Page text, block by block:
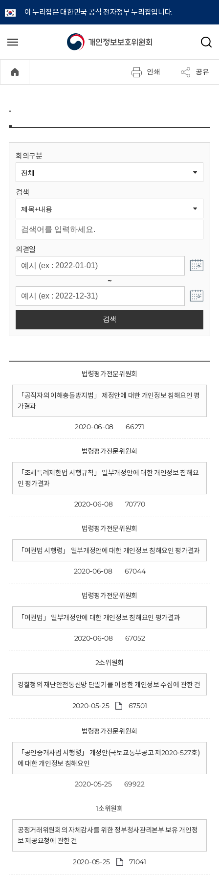
이 누리집은 대한민국 공식 전자정부 누리집입니다.
개
정
보
원
회
메
기
검
인쇄 공유
-
회의구분
검색
의결일
~
검색
법령평가전문위원회
「공직자의 이해충돌방지법」 제정안에 대한 개인정보 침해요인 평
가결과
2020-06-08 66271
법령평가전문위원회
「조세특례제한법 시행규칙」 일부개정안에 대한 개인정보 침해요
인 평가결과
2020-06-08 70770
법령평가전문위원회
「여권법 시행령」 일부개정안에 대한 개인정보 침해요인 평가결과
2020-06-08 67044
법령평가전문위원회
「여권법」 일부개정안에 대한 개인정보 침해요인 평가결과
2020-06-08 67052
2소위원회
경찰청의 재난안전통신망 단말기를 이용한 개인정보 수집에 관한 건
2020-05-25 67501
법령평가전문위원회
「공인중개사법 시행령」 개정안(국토교통부공고 제2020-527호)
에 대한 개인정보 침해요인
2020-05-25 69922
1소위원회
공정거래위원회의 자체감사를 위한 정부청사관리본부 보유 개인정
보 제공요청에 관한 건
2020-05-25 71041